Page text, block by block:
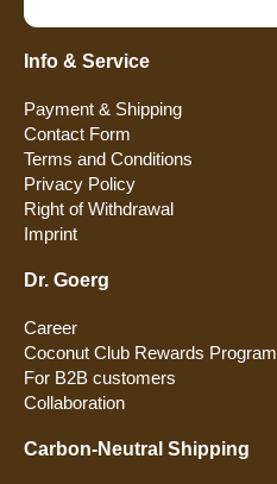
Info & Service
Payment & Shipping
Contact Form
Terms and Conditions
Privacy Policy
Right of Withdrawal
Imprint
Dr. Goerg
Career
Coconut Club Rewards Program
For B2B customers
Collaboration
Carbon-Neutral Shipping